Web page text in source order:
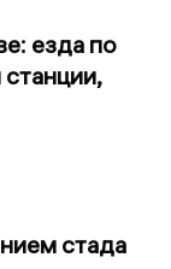
езда по
стада